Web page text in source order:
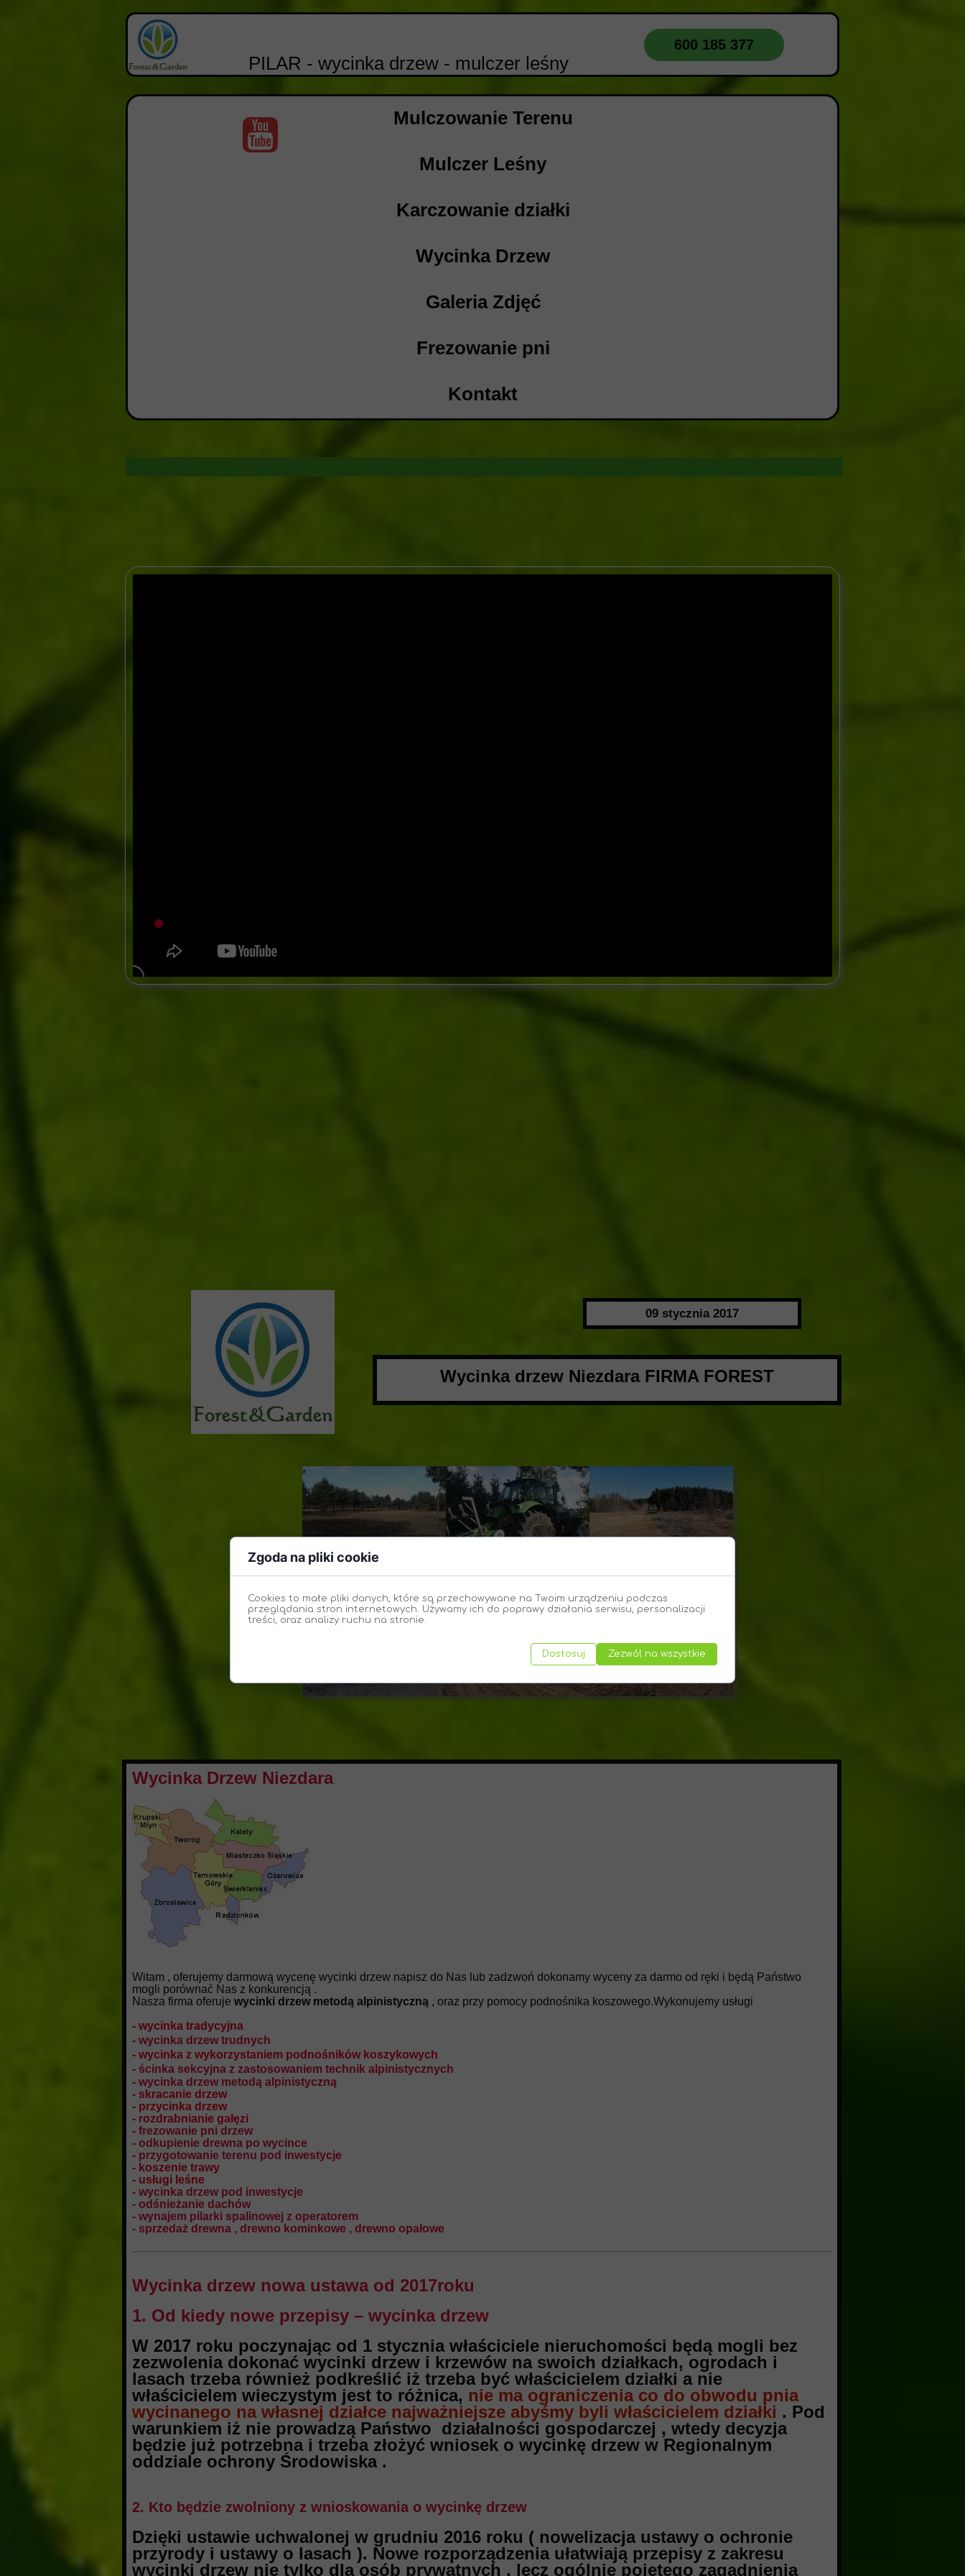
09 stycznia 2017
Wycinka Drzew Niezdara
Witam , oferujemy darmową wycenę wycinki drzew napisz do Nas lub zadzwoń dokonamy wyceny za darmo od ręki i będą Państwo
mogli porównać Nas z konkurencją .
Nasza firma oferuje wycinki drzew metodą alpinistyczną , oraz przy pomocy podnośnika koszowego.Wykonujemy usługi
- wycinka tradycyjna
- wycinka drzew trudnych
- wycinka z wykorzystaniem podnośników koszykowych
- ścinka sekcyjna z zastosowaniem technik alpinistycznych
- wycinka drzew metodą alpinistyczną
- skracanie drzew
- przycinka drzew
- rozdrabnianie gałęzi
- frezowanie pni drzew
- odkupienie drewna po wycince
- przygotowanie terenu pod inwestycje
- koszenie trawy
- usługi leśne
- wycinka drzew pod inwestycje
- odśnieżanie dachów
- wynajem pilarki spalinowej z operatorem
- sprzedaż drewna , drewno kominkowe , drewno opałowe
Wycinka drzew nowa ustawa od 2017roku
1. Od kiedy nowe przepisy – wycinka drzew
W 2017 roku poczynając od 1 stycznia właściciele nieruchomości będą mogli bez
zezwolenia dokonać wycinki drzew i krzewów na swoich działkach, ogrodach i
lasach trzeba również podkreślić iż trzeba być właścicielem działki a nie
właścicielem wieczystym jest to różnica, nie ma ograniczenia co do obwodu pnia
wycinanego na własnej działce najważniejsze abyśmy byli właścicielem działki . Pod
warunkiem iż nie prowadzą Państwo działalności gospodarczej , wtedy decyzja
będzie już potrzebna i trzeba złożyć wniosek o wycinkę drzew w Regionalnym
oddziale ochrony Środowiska .
2. Kto będzie zwolniony z wnioskowania o wycinkę drzew
Dzięki ustawie uchwalonej w grudniu 2016 roku ( nowelizacja ustawy o ochronie
przyrody i ustawy o lasach ). Nowe rozporządzenia ułatwiają przepisy z zakresu
wycinki drzew nie tylko dla osób prywatnych , lecz ogólnie pojętego zagadnienia
Wycinka drzew Niezdara FIRMA FOREST
600 185 377
PILAR - wycinka drzew - mulczer leśny
Mulczowanie Terenu
Mulczer Leśny
Karczowanie działki
Wycinka Drzew
Galeria Zdjęć
Frezowanie pni
Kontakt
Zgoda na pliki cookie
Cookies to małe pliki danych, które są przechowywane na Twoim urządzeniu podczas
przeglądania stron internetowych. Używamy ich do poprawy działania serwisu, personalizacji
treści, oraz analizy ruchu na stronie.
Dostosuj Zezwól na wszystkie